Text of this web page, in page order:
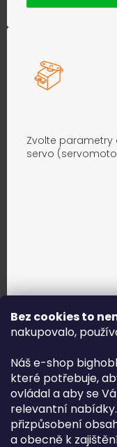
Bez cookies to
nakupovalo,
Náš e-shop
které potřebuje,
ovládal a aby se
relevantní
přizpůsobení
a obecně k
Zvolte
servo
Jak